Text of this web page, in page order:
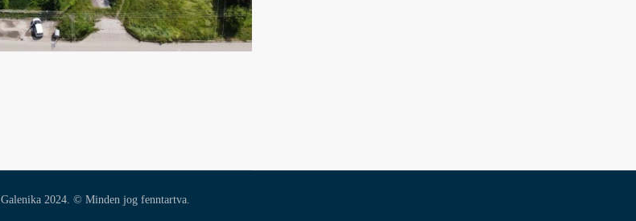
Galenika 2024. © Minden jog fenntartva.